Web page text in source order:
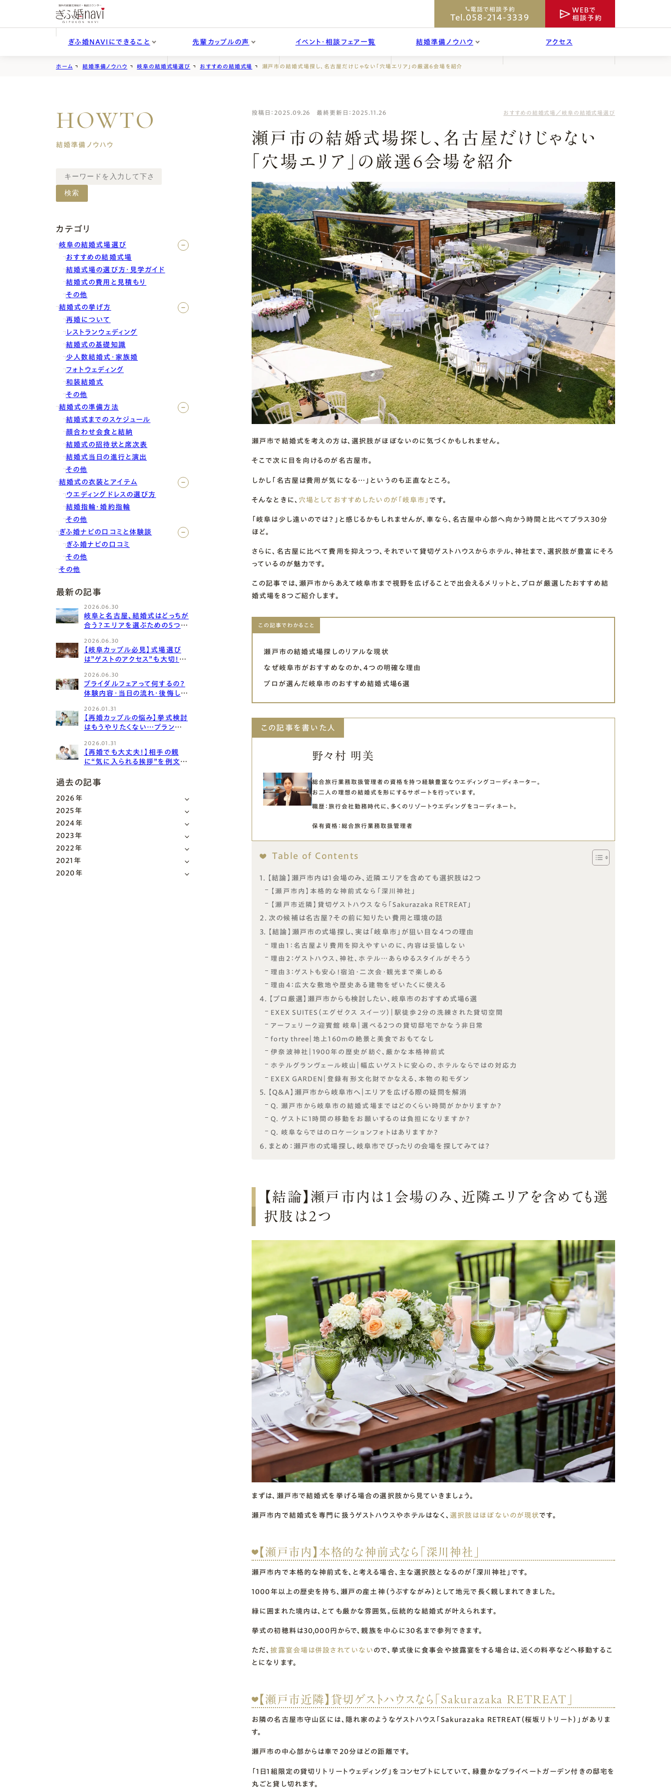
電話で相談予約
Tel.058-214-3339
WEBで
相談予約
ぎふ婚NAVIにできること
ぎふ婚NAVIにでき
ーまで、結婚準備に関するさまざまなご
先輩カップルの声
先輩カップルの声
ぎふ婚ナビをご利用いただいた先輩カ
ップルのリアルな声をご紹介します。
イベント・相談フェア一覧 結婚準備ノウハウ
結婚準備ノウハウ
結婚準備に役立つコラムや、ぎふ婚
介します。
ぎふ婚トピックス
アクセス
ホーム 結婚準備ノウハウ 岐阜の結婚式場選び おすすめの結婚式場 瀬戸市の結婚式場探し、名古屋だけじゃない「穴場エリア」の厳選6会場を紹介
HOWTO
結婚準備ノウハウ
検索
カテゴリ
岐阜の結婚式場選び
おすすめの結婚式場
結婚式場の選び方・見学ガイド
結婚式の費用と見積もり
その他
結婚式の挙げ方
再婚について
レストランウェディング
結婚式の基礎知識
少人数結婚式・家族婚
フォトウェディング
和装結婚式
その他
結婚式の準備方法
結婚式までのスケジュール
顔合わせ会食と結納
結婚式の招待状と席次表
結婚式当日の進行と演出
その他
結婚式の衣装とアイテム
ウエディングドレスの選び方
結婚指輪・婚約指輪
その他
ぎふ婚ナビの口コミと体験談
ぎふ婚ナビの口コミ
その他
その他
最新の記事
2026.06.30
岐阜と名古屋、結婚式はどっちが
合う？エリアを選ぶための5つの
2026.06.30
【岐阜カップル必見】式場選び
は”ゲストのアクセス”も大切！み
ツ！
2026.06.30
ブライダルフェアって何するの？
体験内容・当日の流れ・後悔しな
2026.01.31
【再婚カップルの悩み】挙式検討
はもうやりたくない…プラン選
す！
2026.01.31
【再婚でも大丈夫！】相手の親
に“気に入られる挨拶”を例文付
過去の記事
2026年
2025年
2024年
2023年
2022年
2021年
2020年
投稿日：2025.09.26 最終更新日：2025.11.26 おすすめの結婚式場 岐阜の結婚式場選び
瀬戸市の結婚式場探し、名古屋だけじゃない
「穴場エリア」の厳選6会場を紹介
瀬戸市で結婚式を考えの方は、選択肢がほぼないのに気づくかもしれません。
そこで次に目を向けるのが名古屋市。
しかし「名古屋は費用が気になる…」というのも正直なところ。
そんなときに、 穴場としておすすめしたいのが「岐阜市」です。
「岐阜は少し遠いのでは？」と感じるかもしれませんが、車なら、名古屋中心部へ向かう時間と比べてプラス30分
ほど。
さらに、名古屋に比べて費用を抑えつつ、それでいて貸切ゲストハウスからホテル、神社まで、選択肢が豊富にそろ
っているのが魅力です。
この記事では、瀬戸市からあえて岐阜市まで視野を広げることで出会えるメリットと、プロが厳選したおすすめ結
婚式場を8つご紹介します。
この記事でわかること
瀬戸市の結婚式場探しのリアルな現状
なぜ岐阜市がおすすめなのか、4つの明確な理由
プロが選んだ岐阜市のおすすめ結婚式場6選
この記事を書いた人
野々村 明美
総合旅行業務取扱管理者の資格を持つ経験豊富なウエディングコーディネーター。
お二人の理想の結婚式を形にするサポートを行っています。
職歴：旅行会社勤務時代に、多くのリゾートウエディングをコーディネート。
保有資格：総合旅行業務取扱管理者
Table of Contents
【結論】瀬戸市内は1会場のみ、近隣エリアを含めても選択肢は2つ
【瀬戸市内】本格的な神前式なら「深川神社」
【瀬戸市近隣】貸切ゲストハウスなら「Sakurazaka RETREAT」
次の候補は名古屋？その前に知りたい費用と環境の話
【結論】瀬戸市の式場探し、実は「岐阜市」が狙い目な4つの理由
理由1：名古屋より費用を抑えやすいのに、内容は妥協しない
理由2：ゲストハウス、神社、ホテル…あらゆるスタイルがそろう
理由3：ゲストも安心！宿泊・二次会・観光まで楽しめる
理由4：広大な敷地や歴史ある建物をぜいたくに使える
【プロ厳選】瀬戸市からも検討したい、岐阜市のおすすめ式場6選
EXEX SUITES（エグゼクス スイーツ）｜駅徒歩2分の洗練された貸切空間
アーフェリーク迎賓館 岐阜｜選べる2つの貸切邸宅でかなう非日常
forty three｜地上160mの絶景と美食でおもてなし
伊奈波神社｜1900年の歴史が紡ぐ、厳かな本格神前式
ホテルグランヴェール岐山｜幅広いゲストに安心の、ホテルならではの対応力
EXEX GARDEN｜登録有形文化財でかなえる、本物の和モダン
【Q&A】瀬戸市から岐阜市へ｜エリアを広げる際の疑問を解消
Q. 瀬戸市から岐阜市の結婚式場まではどのくらい時間がかかりますか？
Q. ゲストに1時間の移動をお願いするのは負担になりますか？
Q. 岐阜ならではのロケーションフォトはありますか？
まとめ：瀬戸市の式場探し、岐阜市でぴったりの会場を探してみては？
【結論】瀬戸市内は1会場のみ、近隣エリアを含めても選
択肢は2つ
まずは、瀬戸市で結婚式を挙げる場合の選択肢から見ていきましょう。
瀬戸市内で結婚式を専門に扱うゲストハウスやホテルはなく、 選択肢はほぼないのが現状です。
【瀬戸市内】本格的な神前式なら「深川神社」
瀬戸市内で本格的な神前式を、と考える場合、主な選択肢となるのが「深川神社」です。
1000年以上の歴史を持ち、瀬戸の産土神（うぶすながみ）として地元で長く親しまれてきました。
緑に囲まれた境内は、とても厳かな雰囲気。伝統的な結婚式が叶えられます。
挙式の初穂料は30,000円からで、親族を中心に30名まで参列できます。
ただ、 披露宴会場は併設されていない ので、挙式後に食事会や披露宴をする場合は、近くの料亭などへ移動するこ
とになります。
【瀬戸市近隣】貸切ゲストハウスなら「Sakurazaka RETREAT」
お隣の名古屋市守山区には、隠れ家のようなゲストハウス「Sakurazaka RETREAT（桜坂リトリート）」がありま
す。
瀬戸市の中心部からは車で20分ほどの距離です。
「1日1組限定の貸切リトリートウェディング」をコンセプトにしていて、緑豊かなプライベートガーデン付きの邸宅を
丸ごと貸し切れます。